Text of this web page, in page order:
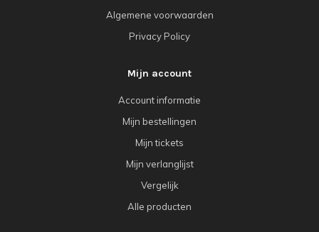
Algemene voorwaarden
Privacy Policy
Mijn account
Account informatie
Mijn bestellingen
Mijn tickets
Mijn verlanglijst
Vergelijk
Alle producten